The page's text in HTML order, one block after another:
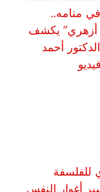
منامه..
أزهري” يكشف
أحمد
للفلسفة
أغوار النفس